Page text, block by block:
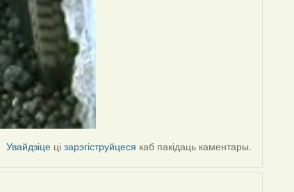
Увайдзіце цізарэгіструйцеся каб пакідаць каментары.